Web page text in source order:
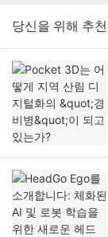
당신을 위해 추